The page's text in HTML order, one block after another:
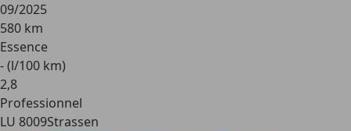
09/2025
580 km
Essence
- (l/100 km)
2,8
Professionnel
LU 8009Strassen